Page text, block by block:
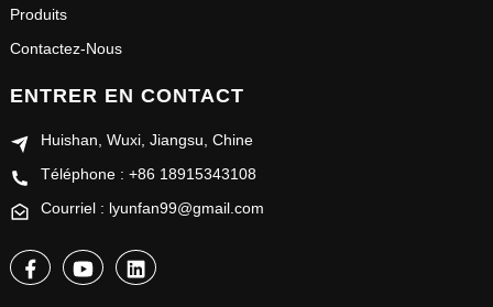
Produits
Contactez-Nous
ENTRER EN CONTACT
Huishan, Wuxi, Jiangsu, Chine
Téléphone : +86 18915343108
Courriel : lyunfan99@gmail.com